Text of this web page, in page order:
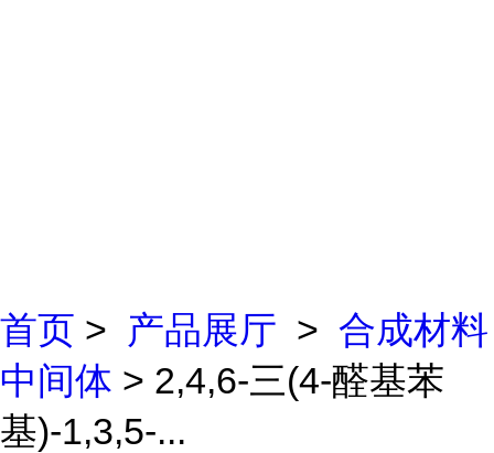
首页 > 产品展厅 > 合成材料
中间体 > 2,4,6-三(4-醛基苯
基)-1,3,5-...